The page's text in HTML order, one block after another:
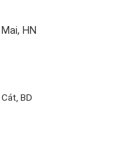
HN
BD